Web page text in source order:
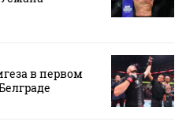
в первом